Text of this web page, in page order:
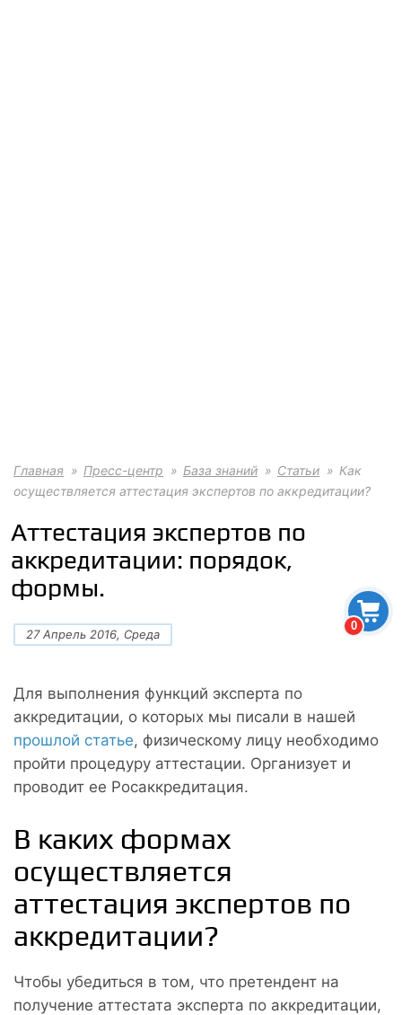
0
Главная Пресс-центр База знаний Статьи
Как
осуществляется аттестация экспертов по аккредитации?
Аттестация экспертов по
аккредитации: порядок,
формы.
27 Апрель 2016, Среда
Для выполнения функций эксперта по
аккредитации, о которых мы писали в нашей
прошлой статье, физическому лицу необходимо
пройти процедуру аттестации. Организует и
проводит ее Росаккредитация.
В каких формах
осуществляется
аттестация экспертов по
аккредитации?
Чтобы убедиться в том, что претендент на
получение аттестата эксперта по аккредитации,